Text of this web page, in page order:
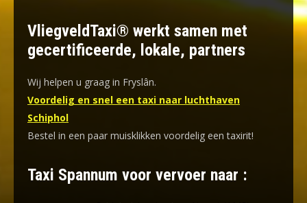
VliegveldTaxi® werkt samen met
gecertificeerde, lokale, partners
Wij helpen u graag in Fryslân.
Voordelig en snel een taxi naar luchthaven
Schiphol
Bestel in een paar muisklikken voordelig een taxirit!
Taxi Spannum voor vervoer naar :